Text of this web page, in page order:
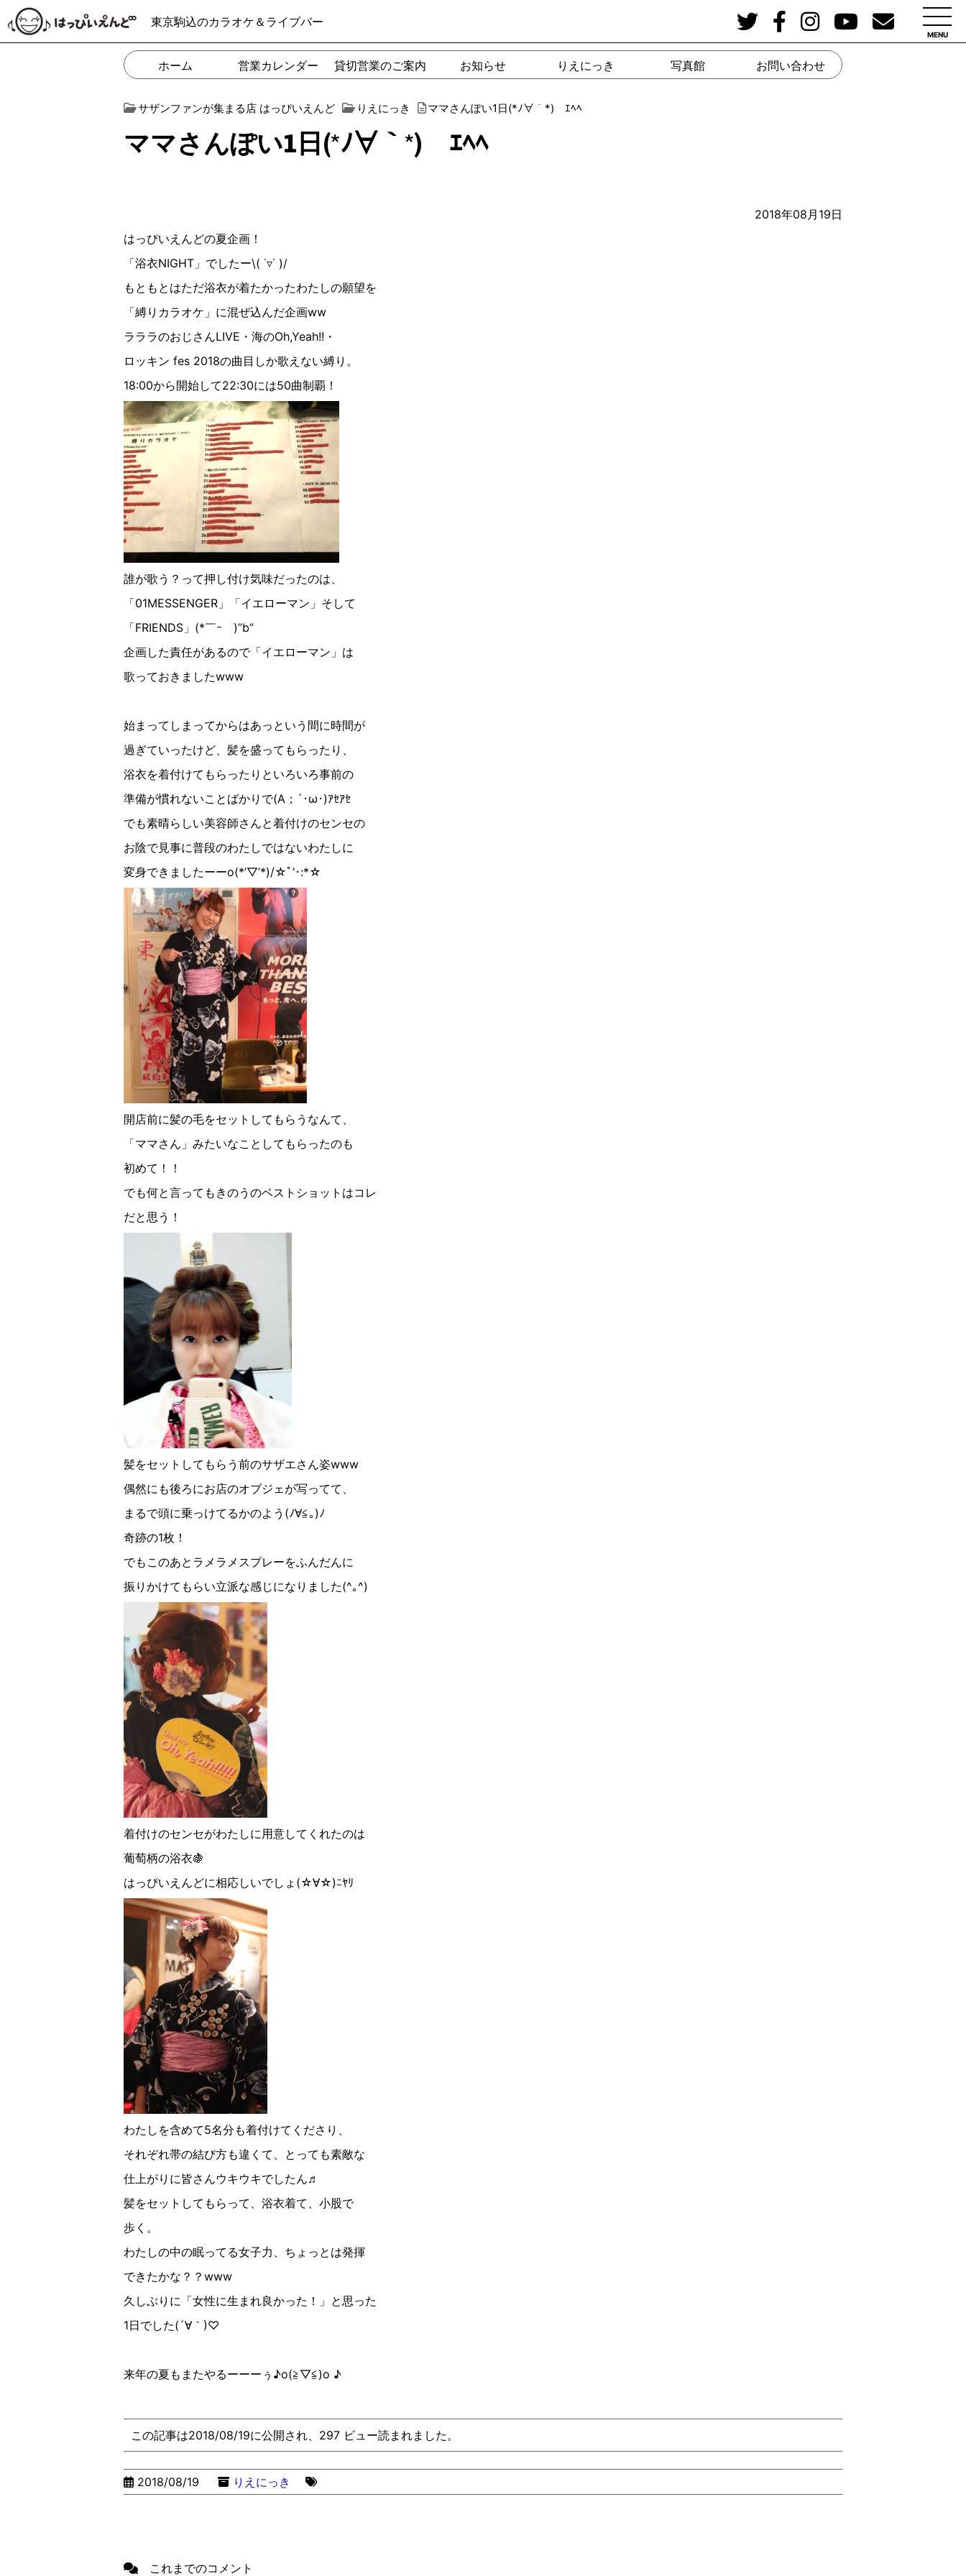
東京駒込のカラオケ＆ライブバー
MENU
ホーム 営業カレンダー 貸切営業のご案内 お知らせ りえにっき 写真館 お問い合わせ
サザンファンが集まる店 はっぴいえんど りえにっき ママさんぽい1日(*ﾉ∀︎｀*)ゞｴﾍﾍ
ママさんぽい1日(*ﾉ∀︎｀*)ゞｴﾍﾍ
2018年08月19日
はっぴいえんどの夏企画！
「浴衣NIGHT」でしたー\( ˙▿︎˙ )/
もともとはただ浴衣が着たかったわたしの願望を
「縛りカラオケ」に混ぜ込んだ企画ww
ラララのおじさんLIVE・海のOh,Yeah!!・
ロッキン fes 2018の曲目しか歌えない縛り。
18:00から開始して22:30には50曲制覇！
誰が歌う？って押し付け気味だったのは、
「01MESSENGER」「イエローマン」そして
「FRIENDS」(*￣ｰ￣)”b”
企画した責任があるので「イエローマン」は
歌っておきましたwww
始まってしまってからはあっという間に時間が
過ぎていったけど、髪を盛ってもらったり、
浴衣を着付けてもらったりといろいろ事前の
準備が慣れないことばかりで(A；´･ω･)ｱｾｱｾ
でも素晴らしい美容師さんと着付けのセンセの
お陰で見事に普段のわたしではないわたしに
変身できましたーーo(*’▽︎’*)/☆ﾟ︎’･:*☆︎
開店前に髪の毛をセットしてもらうなんて、
「ママさん」みたいなことしてもらったのも
初めて！！
でも何と言ってもきのうのベストショットはコレ
だと思う！
髪をセットしてもらう前のサザエさん姿www
偶然にも後ろにお店のオブジェが写ってて、
まるで頭に乗っけてるかのよう(ﾉ∀︎≦︎｡)ﾉ
奇跡の1枚！
でもこのあとラメラメスプレーをふんだんに
振りかけてもらい立派な感じになりました(^｡^)
着付けのセンセがわたしに用意してくれたのは
葡萄柄の浴衣🍇
はっぴいえんどに相応しいでしょ(☆︎∀︎☆︎)ﾆﾔﾘ
わたしを含めて5名分も着付けてくださり、
それぞれ帯の結び方も違くて、とっても素敵な
仕上がりに皆さんウキウキでしたん♬
髪をセットしてもらって、浴衣着て、小股で
歩く。
わたしの中の眠ってる女子力、ちょっとは発揮
できたかな？？www
久しぶりに「女性に生まれ良かった！」と思った
1日でした(´∀︎｀)♡︎
来年の夏もまたやるーーーぅ♪o(≧︎▽︎≦︎)o ♪︎
この記事は2018/08/19に公開され、297 ビュー読まれました。
2018/08/19 りえにっき
これまでのコメント